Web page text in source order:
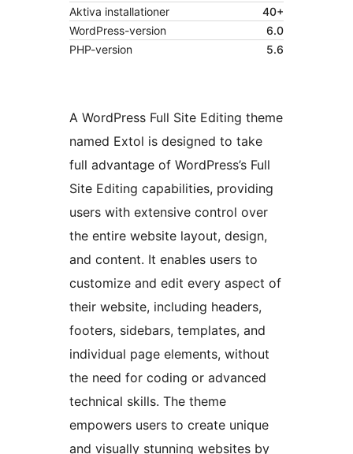
Aktiva installationer
40+
WordPress-version
6.0
PHP-version
5.6
A WordPress Full Site Editing theme
named Extol is designed to take
full advantage of WordPress’s Full
Site Editing capabilities, providing
users with extensive control over
the entire website layout, design,
and content. It enables users to
customize and edit every aspect of
their website, including headers,
footers, sidebars, templates, and
individual page elements, without
the need for coding or advanced
technical skills. The theme
empowers users to create unique
and visually stunning websites by